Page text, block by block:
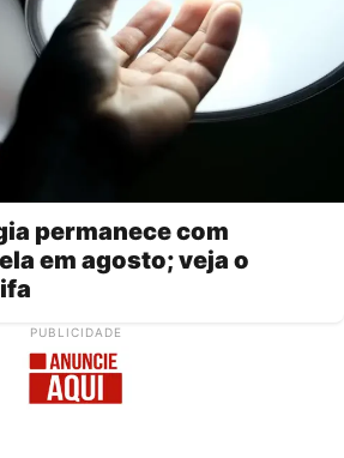
permanece com
em agosto; veja o
PUBLICIDADE